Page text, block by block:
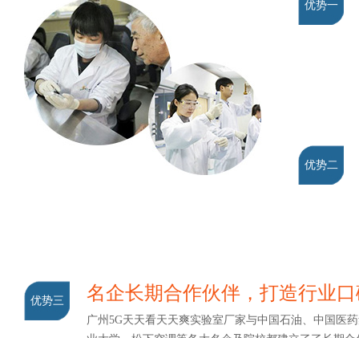
优势一
优势二
优势三 名企长期合作伙伴，打造行业
广州5G天天看天天爽实验室厂家与中国石油、中国医药